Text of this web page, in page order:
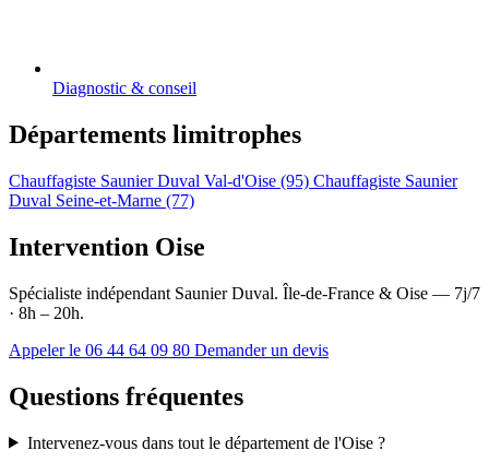
Diagnostic & conseil
Départements limitrophes
Chauffagiste Saunier Duval Val-d'Oise (95) Chauffagiste Saunier
Duval Seine-et-Marne (77)
Intervention Oise
Spécialiste indépendant Saunier Duval. Île-de-France & Oise — 7j/7
· 8h – 20h.
Appeler le 06 44 64 09 80 Demander un devis
Questions fréquentes
Intervenez-vous dans tout le département de l'Oise ?